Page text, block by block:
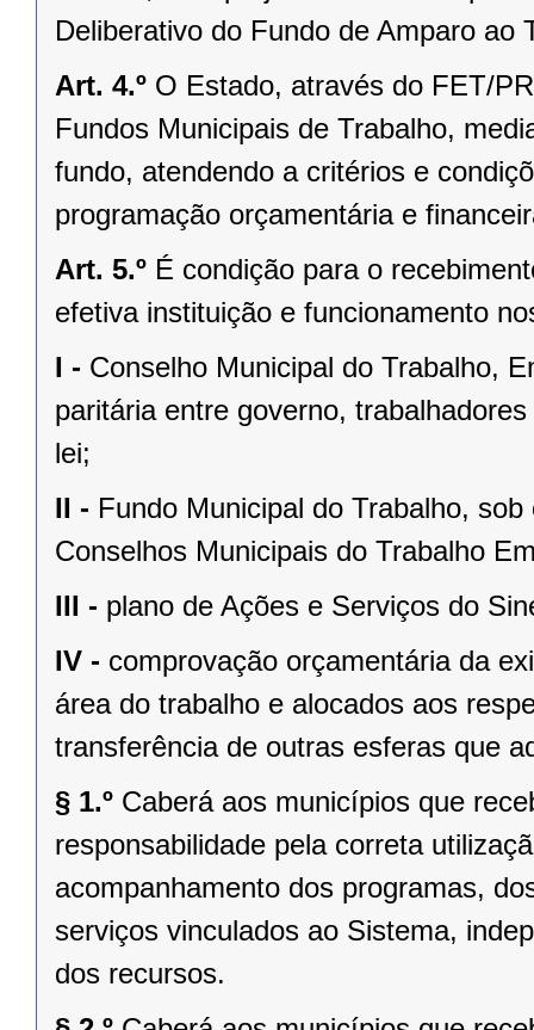
Deliberativo do Fundo de Amparo ao
Art. 4.º O Estado, através do FET/
Fundos Municipais de Trabalho,
fundo, atendendo a critérios e
programação orçamentária e
Art. 5.º É condição para o
efetiva instituição e funcionamento
I - Conselho Municipal do Trabalho,
paritária entre governo,
lei;
II - Fundo Municipal do Trabalho,
Conselhos Municipais do Trabalho
III - plano de Ações e Serviços do
IV - comprovação orçamentária da
área do trabalho e alocados aos
transferência de outras esferas que
§ 1.º Caberá aos municípios que
responsabilidade pela correta
acompanhamento dos programas,
serviços vinculados ao Sistema,
dos recursos.